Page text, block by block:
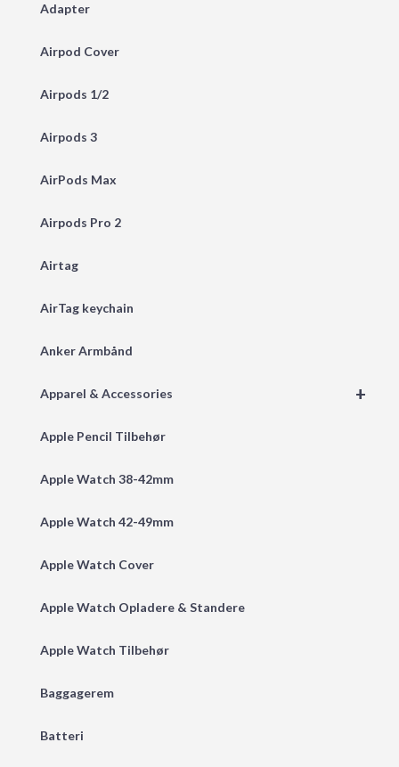
Adapter
Airpod Cover
Airpods 1/2
Airpods 3
AirPods Max
Airpods Pro 2
Airtag
AirTag keychain
Anker Armbånd
+
Apparel & Accessories
Apple Pencil Tilbehør
Apple Watch 38-42mm
Apple Watch 42-49mm
Apple Watch Cover
Apple Watch Opladere & Standere
Apple Watch Tilbehør
Baggagerem
Batteri